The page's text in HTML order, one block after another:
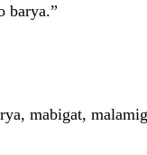
barya.”
mabigat,